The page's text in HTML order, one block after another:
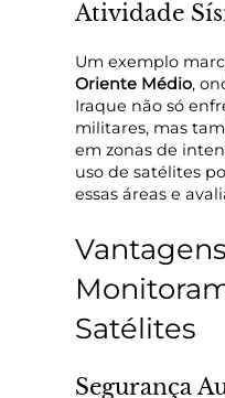
Atividade
Um exemplo
Oriente Médio,
Iraque não só
militares, mas
em zonas de
uso de satélites
essas áreas e
Satélites
Segurança